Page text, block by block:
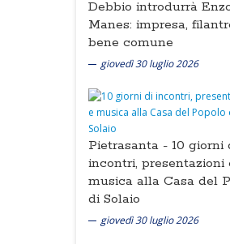
Debbio introdurrà
Manes: impresa,
bene comune
giovedì 30 luglio 2026
Pietrasanta - 10 giorni
incontri, presentazioni
musica alla Casa del
di Solaio
giovedì 30 luglio 2026